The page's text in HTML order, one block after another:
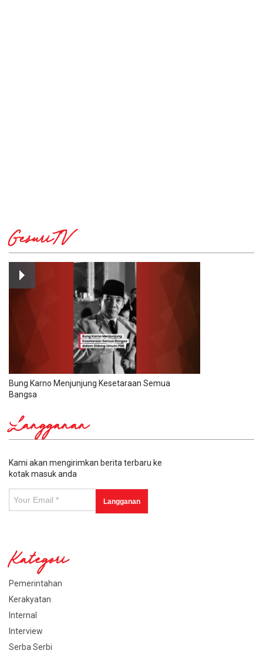
GesuriTV
Bung Karno Menjunjung Kesetaraan Semua
Bangsa
Langganan
Kami akan mengirimkan berita terbaru ke
kotak masuk anda
Kategori
Pemerintahan
Kerakyatan
Internal
Interview
Serba Serbi